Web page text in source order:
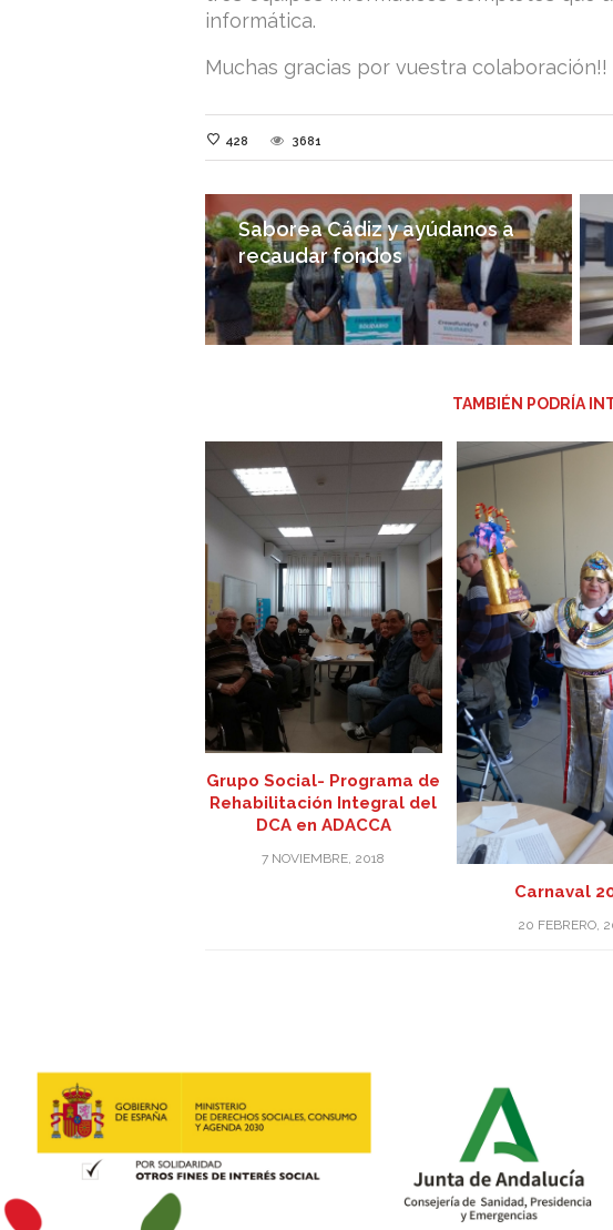
informática.
Muchas gracias por vuestra colaboración!!
428 3681
Saborea Cádiz y ayúdanos a
recaudar fondos
TAMBIÉN PODRÍA
Grupo Social- Programa de
Rehabilitación Integral del
DCA en ADACCA
7 NOVIEMBRE, 2018
Carnaval
20 FEBRERO,